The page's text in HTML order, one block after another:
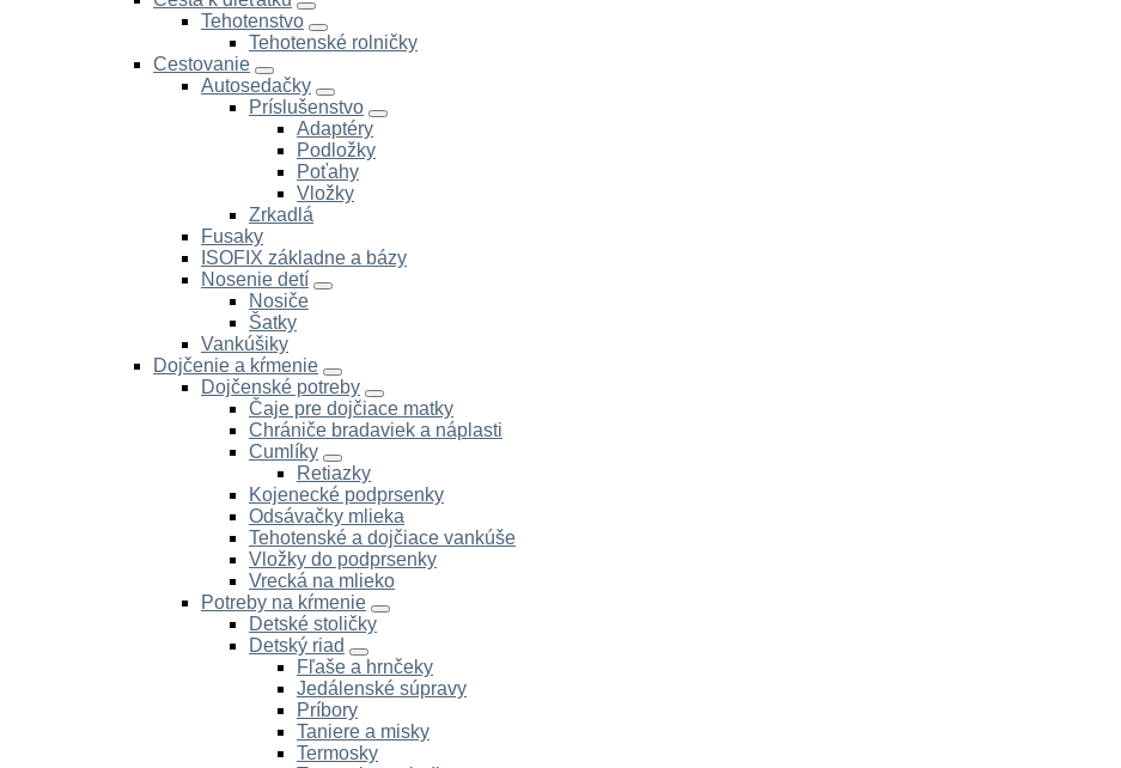
Tehotenstvo
Tehotenské rolničky
Cestovanie
Autosedačky
Príslušenstvo
Adaptéry
Podložky
Poťahy
Vložky
Zrkadlá
Fusaky
ISOFIX základne a bázy
Nosenie detí
Nosiče
Šatky
Vankúšiky
Dojčenie a kŕmenie
Dojčenské potreby
Čaje pre dojčiace matky
Chrániče bradaviek a náplasti
Cumlíky
Retiazky
Kojenecké podprsenky
Odsávačky mlieka
Tehotenské a dojčiace vankúše
Vložky do podprsenky
Vrecká na mlieko
Potreby na kŕmenie
Detské stoličky
Detský riad
Fľaše a hrnčeky
Jedálenské súpravy
Príbory
Taniere a misky
Termosky